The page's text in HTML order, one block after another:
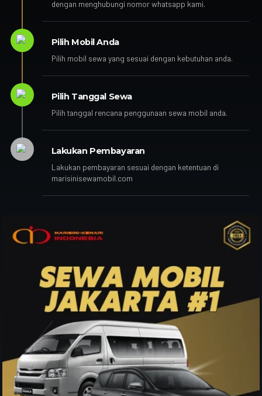
dengan menghubungi nomor whatsapp kami.
Pilih Mobil Anda
Pilih mobil sewa yang sesuai dengan kebutuhan anda.
Pilih Tanggal Sewa
Pilih tanggal rencana penggunaan sewa mobil anda.
Lakukan Pembayaran
Lakukan pembayaran sesuai dengan ketentuan di
marisinisewamobil.com